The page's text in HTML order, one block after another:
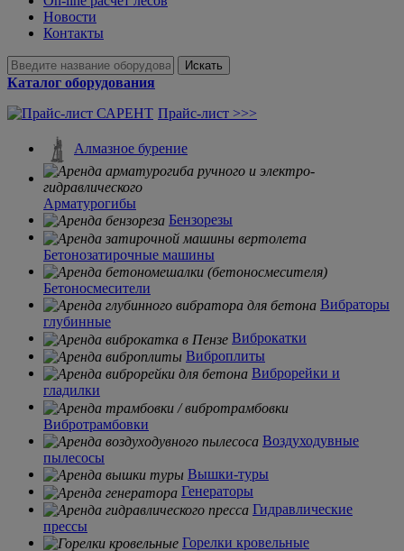
Новости
Контакты
Искать
Каталог оборудования
Прайс-лист >>>
Алмазное бурение
Арматурогибы
Бензорезы
Бетонозатирочные машины
Бетоносмесители
Вибраторы
глубинные
Виброкатки
Виброплиты
Виброрейки и
гладилки
Вибротрамбовки
Воздуходувные
пылесосы
Вышки-туры
Генераторы
Гидравлические
прессы
Горелки кровельные